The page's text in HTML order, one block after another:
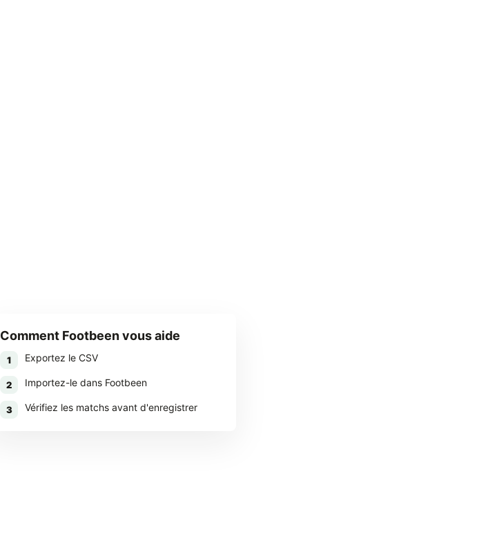
Comment Footbeen vous aide
1 Exportez le CSV
2 Importez-le dans Footbeen
3 Vérifiez les matchs avant d'enregistrer